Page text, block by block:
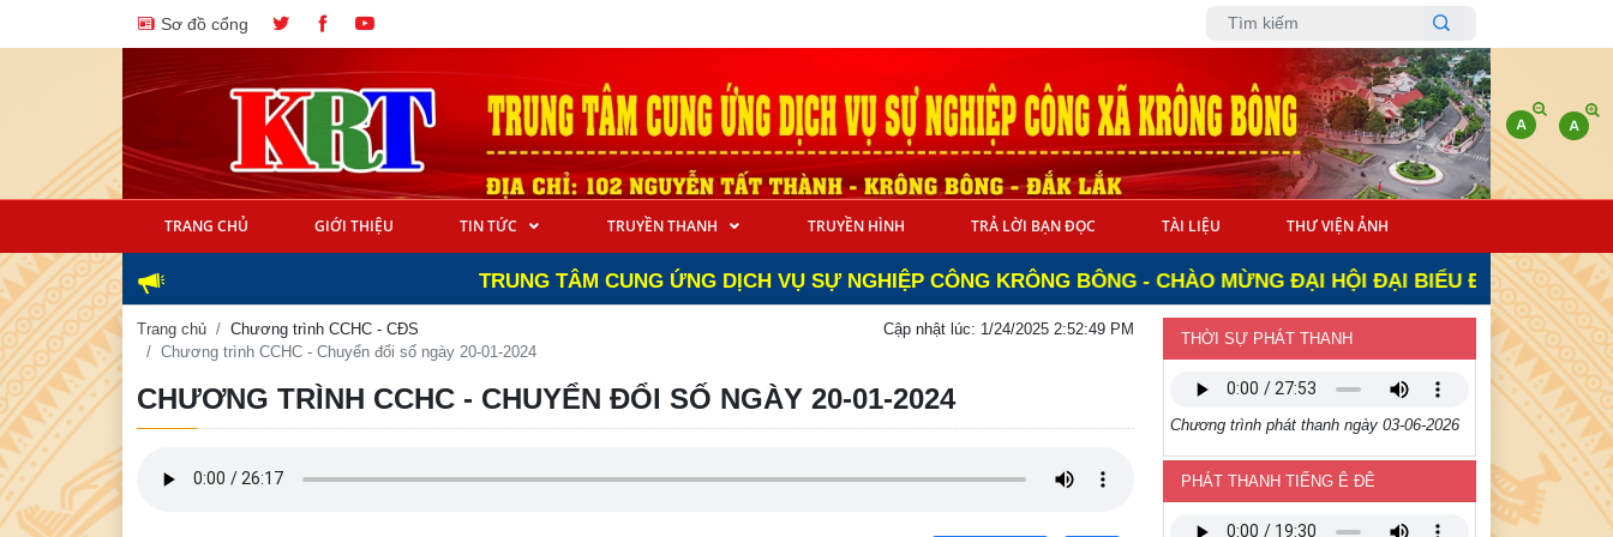
Sơ đồ cổng
TRANG CHỦ GIỚI THIỆU TIN TỨC TRUYỀN THANH TRUYỀN HÌNH TRẢ LỜI BẠN ĐỌC TÀI LIỆU THƯ VIỆN ẢNH
TRUNG TÂM CUNG ỨNG DỊCH VỤ SỰ NGHIỆP CÔNG KRÔNG BÔNG - CHÀO MỪNG ĐẠI HỘI ĐẠI BIỂU ĐẢNG BỘ XÃ
Trang chủ
Chương trình CCHC - CĐS
Chương trình CCHC - Chuyển đổi số ngày 20-01-2024
Cập nhật lúc: 1/24/2025 2:52:49 PM
CHƯƠNG TRÌNH CCHC - CHUYỂN ĐỔI SỐ NGÀY 20-01-2024
THỜI SỰ PHÁT THANH
Chương trình phát thanh ngày 03-06-2026
PHÁT THANH TIẾNG Ê ĐÊ